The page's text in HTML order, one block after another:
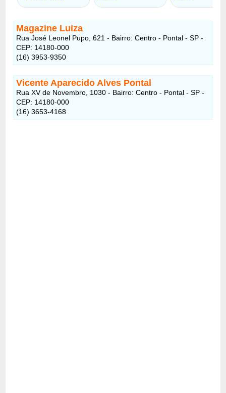
Magazine Luiza
Rua José Leonel Pupo, 621 - Bairro: Centro - Pontal - SP -
CEP: 14180-000
(16) 3953-9350
Vicente Aparecido Alves Pontal
Rua XV de Novembro, 1030 - Bairro: Centro - Pontal - SP -
CEP: 14180-000
(16) 3653-4168